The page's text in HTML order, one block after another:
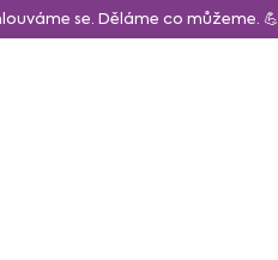
se. Děláme co můžeme. 💪